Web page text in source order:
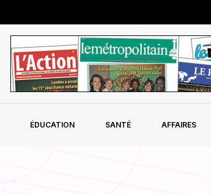
ÉDUCATION SANTÉ AFFAIRES